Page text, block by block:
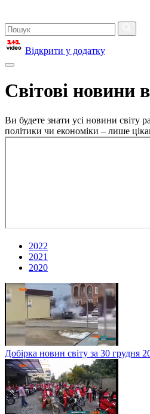
Відкрити у додатку
Світові
Ви будете знати усі новини світу
політики чи економіки – лише
2022
2021
2020
Добірка новин світу за 30 грудня